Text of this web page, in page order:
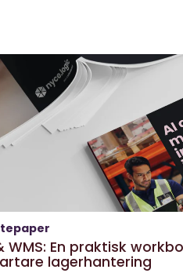
WMS: En praktisk
lagerhantering